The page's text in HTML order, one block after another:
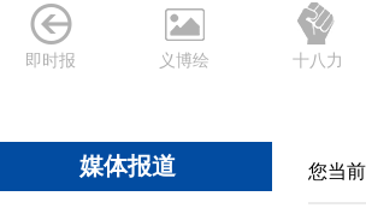
即时报 义博绘 十八力
媒体报道 您当